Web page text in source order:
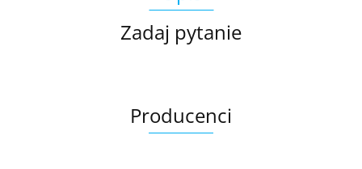
Zadaj pytanie
Producenci